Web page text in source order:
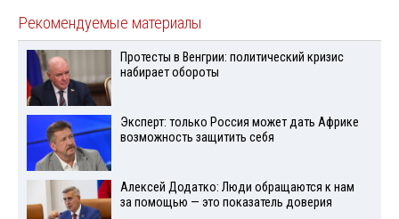
Рекомендуемые материалы
Протесты в Венгрии: политический кризис
набирает обороты
Эксперт: только Россия может дать Африке
возможность защитить себя
Алексей Додатко: Люди обращаются к нам
за помощью — это показатель доверия